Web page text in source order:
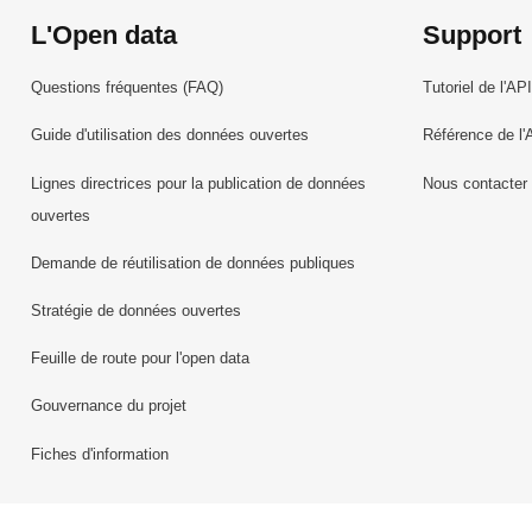
L'Open data
Questions fréquentes (FAQ)
Guide d'utilisation des données ouvertes
Lignes directrices pour la publication de données
ouvertes
Demande de réutilisation de données publiques
Stratégie de données ouvertes
Feuille de route pour l'open data
Gouvernance du projet
Fiches d'information
Support
Tutoriel de l'API
Référence de
Nous contacter